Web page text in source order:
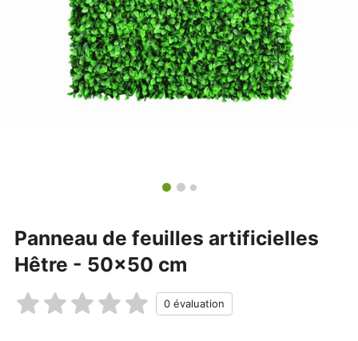
Panneau de feuilles artificielles
Hêtre - 50x50 cm